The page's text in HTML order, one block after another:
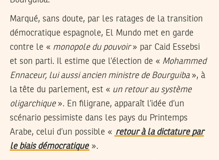
Marqué, sans doute, par les ratages de la transition
démocratique espagnole, El Mundo met en garde
contre le « monopole du pouvoir» par Caid Essebsi
et son parti. Il estime que l’élection de « Mohammed
Ennaceur, lui aussi ancien ministre de Bourguiba », à
la tête du parlement, est « un retour au système
oligarchique». En filigrane, apparaît l’idée d’un
scénario pessimiste dans les pays du Printemps
Arabe, celui d’un possible « retour à la dictature par
le biais démocratique ».